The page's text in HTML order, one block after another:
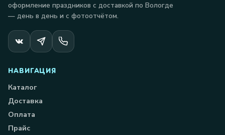
оформление праздников с доставкой по Вологде
— день в день и с фотоотчётом.
НАВИГАЦИЯ
Каталог
Доставка
Оплата
Прайс